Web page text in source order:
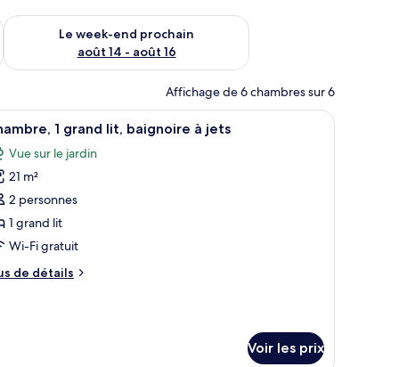
août 7 - août 9
Le week-end prochain
août 14 - août 16
Vérifier la disponibilité pour le week-end prochain août 14 -
Affichage de 6 chambres sur 6
blanche, avec une lampe de chevet, un téléphone et un tableau encadré
:
Une chambre d’hôtel équipée d’un lit, d’un
7 1 grand lit, baignoire à jets
Vue sur le jardin
21 m²
2 personnes
1 grand lit
Wi-Fi gratuit
de détails
Voir les prix